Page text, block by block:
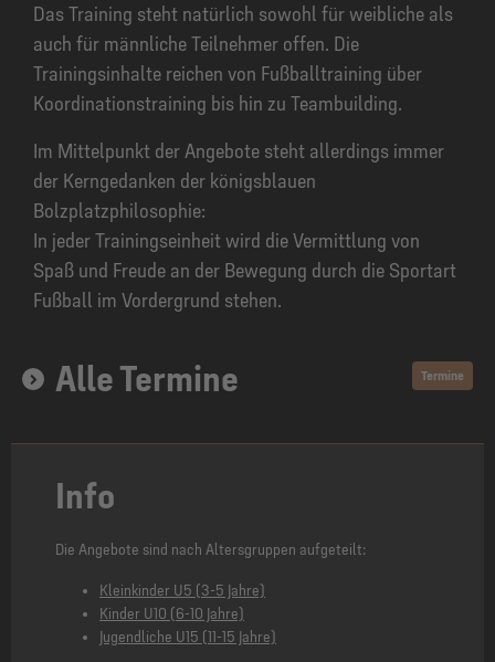
Das Training steht natürlich sowohl für weibliche als
auch für männliche Teilnehmer offen. Die
Trainingsinhalte reichen von Fußballtraining über
Koordinationstraining bis hin zu Teambuilding.
Im Mittelpunkt der Angebote steht allerdings immer
der Kerngedanken der königsblauen
Bolzplatzphilosophie:
In jeder Trainingseinheit wird die Vermittlung von
Spaß und Freude an der Bewegung durch die Sportart
Fußball im Vordergrund stehen.
Alle Termine Termine
Info
Die Angebote sind nach Altersgruppen aufgeteilt:
Kleinkinder U5 (3-5 Jahre)
Kinder U10 (6-10 Jahre)
Jugendliche U15 (11-15 Jahre)